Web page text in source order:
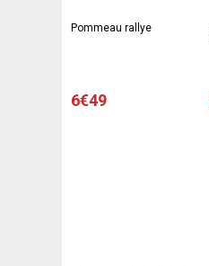
Pommeau rallye
6€49